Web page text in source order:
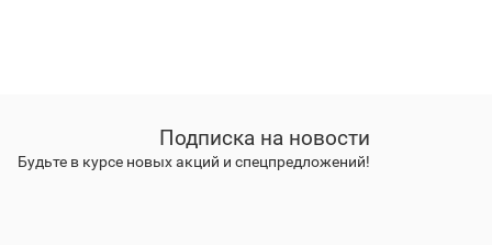
Подписка на новости
Будьте в курсе новых акций и спецпредложений!